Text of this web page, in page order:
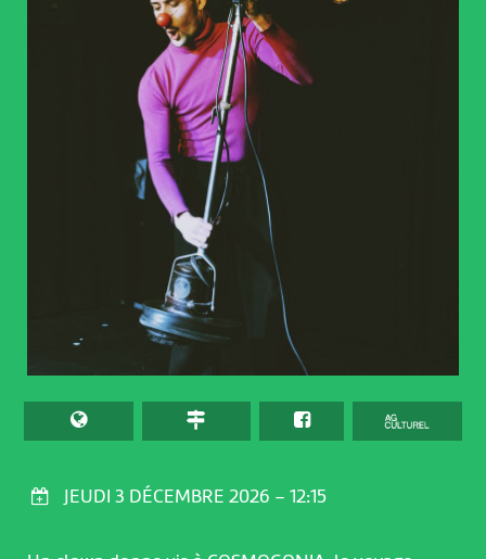
JEUDI 3 DÉCEMBRE 2026 – 12:15